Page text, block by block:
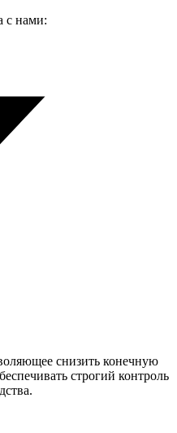
с нами:
снизить конечную
строгий контроль